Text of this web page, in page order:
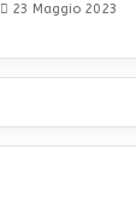
23 Maggio 2023